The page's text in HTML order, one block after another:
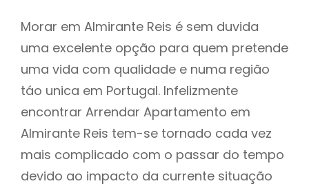
Morar em Almirante Reis é sem duvida
uma excelente opção para quem pretende
uma vida com qualidade e numa região
táo unica em Portugal. Infelizmente
encontrar Arrendar Apartamento em
Almirante Reis tem-se tornado cada vez
mais complicado com o passar do tempo
devido ao impacto da currente situação